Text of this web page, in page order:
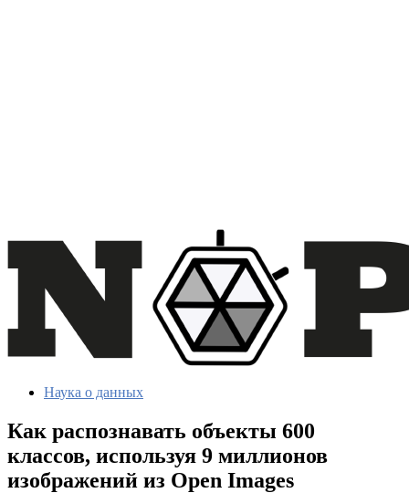
Наука о данных
Как распознавать объекты 600
классов, используя 9 миллионов
изображений из Open Images